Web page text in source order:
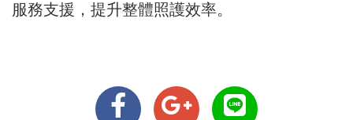
服務支援，提升整體照護效率。